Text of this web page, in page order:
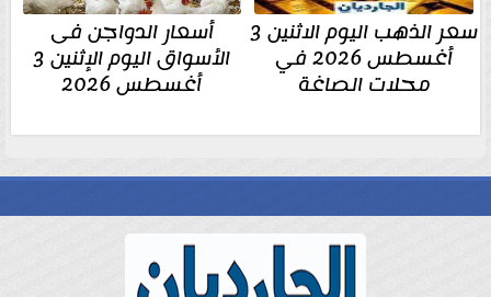
سعر الذهب اليوم الاثنين 3
أغسطس 2026 في
محلات الصاغة
أسعار الدواجن فى
الأسواق اليوم الإثنين 3
أغسطس 2026